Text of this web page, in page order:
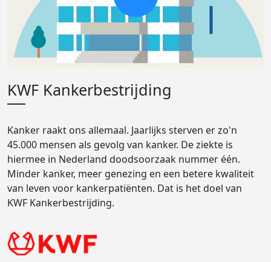
KWF Kankerbestrijding
Kanker raakt ons allemaal. Jaarlijks sterven er zo'n
45.000 mensen als gevolg van kanker. De ziekte is
hiermee in Nederland doodsoorzaak nummer één.
Minder kanker, meer genezing en een betere kwaliteit
van leven voor kankerpatiënten. Dat is het doel van
KWF Kankerbestrijding.